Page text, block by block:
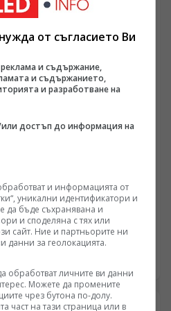
безпилотните системи и
армейска
мрежово-центричен
на нормативната
Военно-логистичен
в Берлин
информационно
остър дебат след
с безпилотни летателни
летище Лайпциг/Хале,
транспортни самолети
военни доставки. Докато
от съгласието Ви
и съдържание,
и съдържанието,
и разработване на
или достъп до информация на
и информацията от
уникални идентификатори и
да бъде съхранявана и
и споделяна с тях или
сайт. Ние и партньорите ни
данни за геолокацията.
обработват личните ви данни
Можете да промените
чрез бутона по-долу.
част на тази страница или в